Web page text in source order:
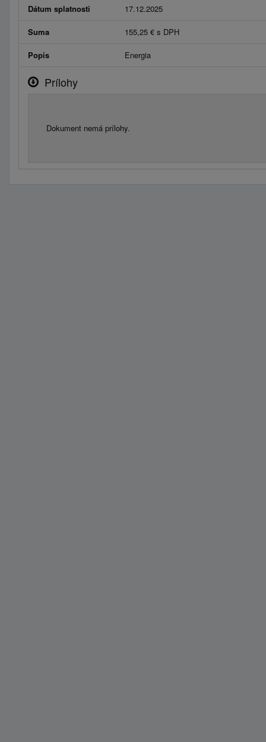
Dátum splatnosti 17.12.2025
Suma 155,25 € s DPH
Popis Energia
Prílohy
Dokument nemá prílohy.